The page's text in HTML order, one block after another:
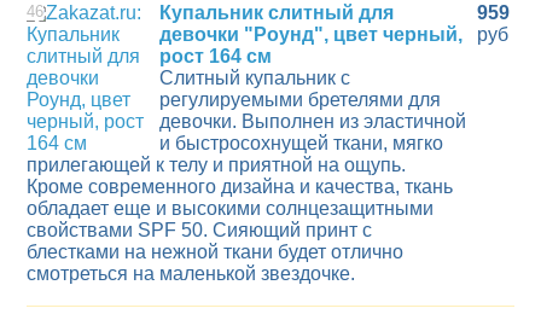
46
Купальник слитный для
девочки "Роунд", цвет черный,
рост 164 см
Слитный купальник с
регулируемыми бретелями для
девочки. Выполнен из эластичной
и быстросохнущей ткани, мягко
прилегающей к телу и приятной на ощупь.
Кроме современного дизайна и качества, ткань
обладает еще и высокими солнцезащитными
свойствами SPF 50. Сияющий принт с
блестками на нежной ткани будет отлично
смотреться на маленькой звездочке.
959
руб